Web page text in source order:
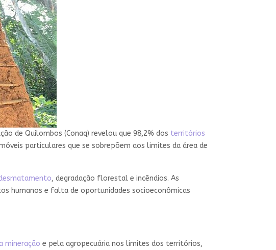
de Quilombos (Conaq) revelou que 98,2% dos territórios
particulares que se sobrepõem aos limites da área de
, degradação florestal e incêndios. As
humanos e falta de oportunidades socioeconômicas
mineração e pela agropecuária nos limites dos territórios,